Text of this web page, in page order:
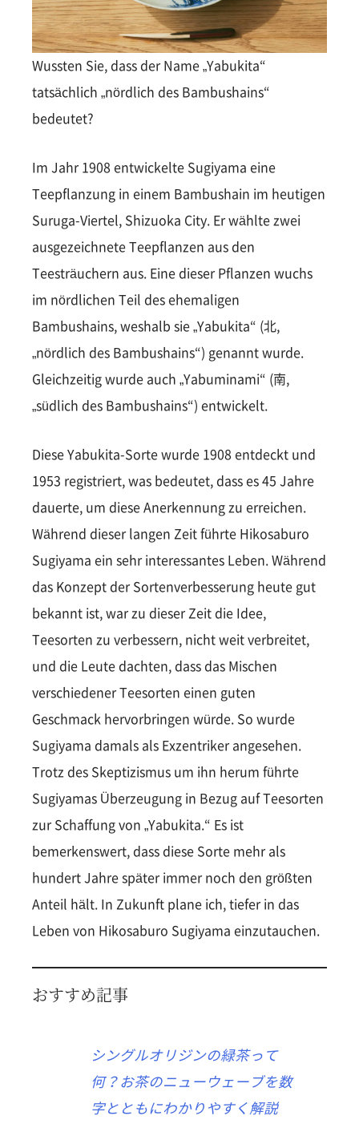
Wussten Sie, dass der Name „Yabukita“
tatsächlich „nördlich des Bambushains“
bedeutet?
Im Jahr 1908 entwickelte Sugiyama eine
Teepflanzung in einem Bambushain im heutigen
Suruga-Viertel, Shizuoka City. Er wählte zwei
ausgezeichnete Teepflanzen aus den
Teesträuchern aus. Eine dieser Pflanzen wuchs
im nördlichen Teil des ehemaligen
Bambushains, weshalb sie „Yabukita“ (北,
„nördlich des Bambushains“) genannt wurde.
Gleichzeitig wurde auch „Yabuminami“ (南,
„südlich des Bambushains“) entwickelt.
Diese Yabukita-Sorte wurde 1908 entdeckt und
1953 registriert, was bedeutet, dass es 45 Jahre
dauerte, um diese Anerkennung zu erreichen.
Während dieser langen Zeit führte Hikosaburo
Sugiyama ein sehr interessantes Leben. Während
das Konzept der Sortenverbesserung heute gut
bekannt ist, war zu dieser Zeit die Idee,
Teesorten zu verbessern, nicht weit verbreitet,
und die Leute dachten, dass das Mischen
verschiedener Teesorten einen guten
Geschmack hervorbringen würde. So wurde
Sugiyama damals als Exzentriker angesehen.
Trotz des Skeptizismus um ihn herum führte
Sugiyamas Überzeugung in Bezug auf Teesorten
zur Schaffung von „Yabukita.“ Es ist
bemerkenswert, dass diese Sorte mehr als
hundert Jahre später immer noch den größten
Anteil hält. In Zukunft plane ich, tiefer in das
Leben von Hikosaburo Sugiyama einzutauchen.
おすすめ記事
シングルオリジンの緑茶って
何？お茶のニューウェーブを数
字とともにわかりやすく解説